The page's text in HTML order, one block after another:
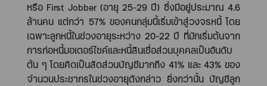
หรือ First Jobber(อายุ25-29 ปี) ซึ่งมีอยู่ประมาณ4.6
ล้านคน แต่กว่า 57% ของคนกลุ่มนี้เริ่มเข้าสู่วงจรหนี้ โดย
เฉพาะลูกหนี้ในช่วงอายุระหว่าง 20-22 ปี ที่มักเริ่มต้นจาก
การก่อหนี้มอเตอร์ไซค์และหนี้สินเชื่อส่วนบุคคลเป็นอันดับ
ต้น ๆ โดยคิดเป็นสัดส่วนบัญชีมากถึง 41% และ43%ของ
จำนวนประชากรในช่วงอายุดังกล่าว ยิ่งกว่านั้น บัญชีลูก